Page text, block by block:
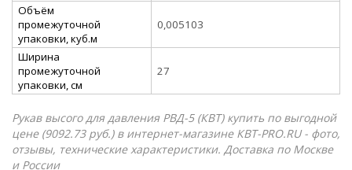
Объём
промежуточной
упаковки, куб.м
0,005103
Ширина
промежуточной
упаковки, см
27
Рукав высого для давления РВД-5 (КВТ) купить по выгодной
цене (9092.73 руб.) в интернет-магазине КВТ-PRO.RU - фото,
отзывы, технические характеристики. Доставка по Москве
и России